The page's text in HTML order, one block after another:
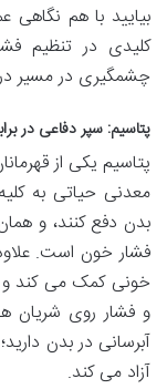
بیایید با هم
کلیدی در تنظیم
چشمگیری در مسیر
پتاسیم: سپر دفاعی در
پتاسیم یکی از
معدنی حیاتی به
بدن دفع کنند، و
فشار خون است.
خونی کمک می کند و
و فشار روی شریان
آبرسانی در بدن
آزاد می کند.